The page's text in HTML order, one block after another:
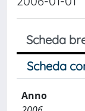
Scheda
Scheda
Anno